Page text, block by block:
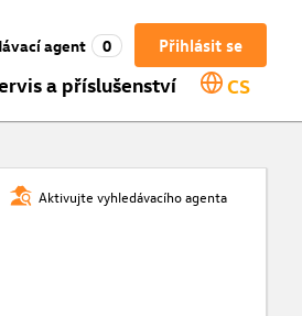
Přihlásit se
agent 0
a příslušenství CS
Aktivujte vyhledávacího agenta